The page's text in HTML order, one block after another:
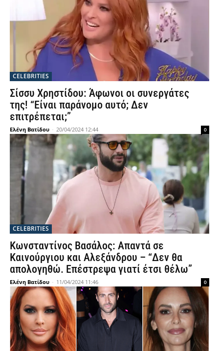
CELEBRITIES
Σίσσυ Χρηστίδου: Άφωνοι οι συνεργάτες
της! “Είναι παράνομο αυτό; Δεν
επιτρέπεται;”
Ελένη Βατίδου - 20/04/2024 12:44 0
CELEBRITIES
Κωνσταντίνος Βασάλος: Απαντά σε
Καινούργιου και Αλεξάνδρου – “Δεν θα
απολογηθώ. Επέστρεψα γιατί έτσι θέλω”
Ελένη Βατίδου - 11/04/2024 11:46 0